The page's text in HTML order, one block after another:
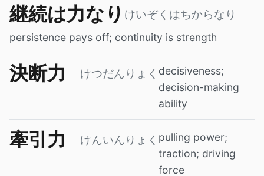
継続は力なり けいぞくはちからなり
persistence pays off; continuity is strength
決断力 けつだんりょく decisiveness;
decision-making
ability
牽引力 けんいんりょく pulling power;
traction; driving
force